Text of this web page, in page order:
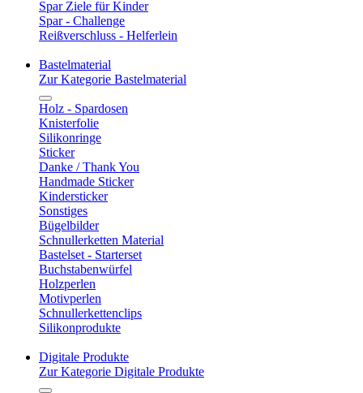
Spar Ziele für Kinder
Spar - Challenge
Reißverschluss - Helferlein
Bastelmaterial
Zur Kategorie Bastelmaterial
Holz - Spardosen
Knisterfolie
Silikonringe
Sticker
Danke / Thank You
Handmade Sticker
Kindersticker
Sonstiges
Bügelbilder
Schnullerketten Material
Bastelset - Starterset
Buchstabenwürfel
Holzperlen
Motivperlen
Schnullerkettenclips
Silikonprodukte
Digitale Produkte
Zur Kategorie Digitale Produkte